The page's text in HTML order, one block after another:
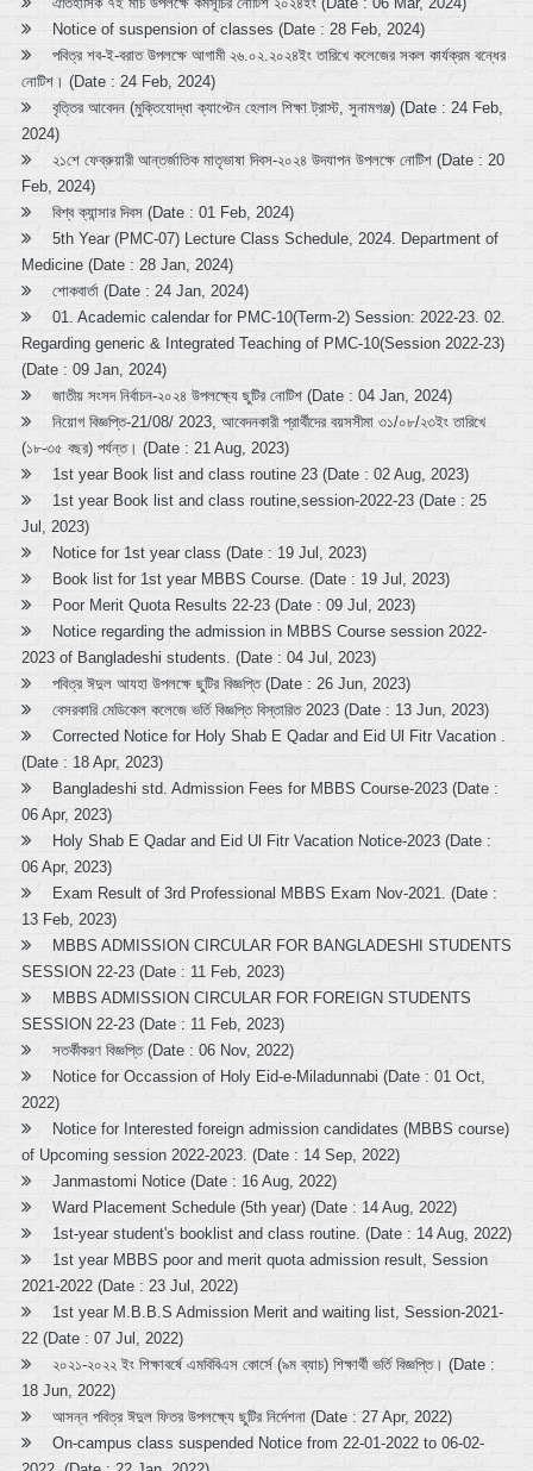
Notice of suspension of classes (Date : 28 Feb, 2024)
পবিত্র শব-ই-বরাত উপলক্ষে আগামী ২৬.০২.২০২৪ইং তারিখে কলেজের সকল কার্যক্রম বন্ধের
নোটিশ। (Date : 24 Feb, 2024)
বৃত্তির আবেদন (মুক্তিযোদ্ধা ক্যাপ্টেন হেলাল শিক্ষা ট্রাস্ট, সুনামগঞ্জ) (Date : 24 Feb,
2024)
২১শে ফেব্রুয়ারী আন্তর্জাতিক মাতৃভাষা দিবস-২০২৪ উদযাপন উপলক্ষে নোটিশ (Date : 20
Feb, 2024)
বিশ্ব ক্যান্সার দিবস (Date : 01 Feb, 2024)
5th Year (PMC-07) Lecture Class Schedule, 2024. Department of
Medicine (Date : 28 Jan, 2024)
শোকবার্তা (Date : 24 Jan, 2024)
01. Academic calendar for PMC-10(Term-2) Session: 2022-23. 02.
Regarding generic & Integrated Teaching of PMC-10(Session 2022-23)
(Date : 09 Jan, 2024)
জাতীয় সংসদ নির্বাচন-২০২৪ উপলক্ষ্যে ছুটির নোটিশ (Date : 04 Jan, 2024)
নিয়োগ বিজ্ঞপ্তি-21/08/ 2023, আবেদনকারী প্রার্থীদের বয়সসীমা ৩১/০৮/২৩ইং তারিখে
(১৮-৩৫ বছর) পর্যন্ত। (Date : 21 Aug, 2023)
1st year Book list and class routine 23 (Date : 02 Aug, 2023)
1st year Book list and class routine,session-2022-23 (Date : 25
Jul, 2023)
Notice for 1st year class (Date : 19 Jul, 2023)
Book list for 1st year MBBS Course. (Date : 19 Jul, 2023)
Poor Merit Quota Results 22-23 (Date : 09 Jul, 2023)
Notice regarding the admission in MBBS Course session 2022-
2023 of Bangladeshi students. (Date : 04 Jul, 2023)
পবিত্র ঈদুল আযহা উপলক্ষে ছুটির বিজ্ঞপ্তি (Date : 26 Jun, 2023)
বেসরকারি মেডিকেল কলেজে ভর্তি বিজ্ঞপ্তি বিস্তারিত 2023 (Date : 13 Jun, 2023)
Corrected Notice for Holy Shab E Qadar and Eid Ul Fitr Vacation .
(Date : 18 Apr, 2023)
Bangladeshi std. Admission Fees for MBBS Course-2023 (Date :
06 Apr, 2023)
Holy Shab E Qadar and Eid Ul Fitr Vacation Notice-2023 (Date :
06 Apr, 2023)
Exam Result of 3rd Professional MBBS Exam Nov-2021. (Date :
13 Feb, 2023)
MBBS ADMISSION CIRCULAR FOR BANGLADESHI STUDENTS
SESSION 22-23 (Date : 11 Feb, 2023)
MBBS ADMISSION CIRCULAR FOR FOREIGN STUDENTS
SESSION 22-23 (Date : 11 Feb, 2023)
সতর্কীকরণ বিজ্ঞপ্তি (Date : 06 Nov, 2022)
Notice for Occassion of Holy Eid-e-Miladunnabi (Date : 01 Oct,
2022)
Notice for Interested foreign admission candidates (MBBS course)
of Upcoming session 2022-2023. (Date : 14 Sep, 2022)
Janmastomi Notice (Date : 16 Aug, 2022)
Ward Placement Schedule (5th year) (Date : 14 Aug, 2022)
1st-year student's booklist and class routine. (Date : 14 Aug, 2022)
1st year MBBS poor and merit quota admission result, Session
2021-2022 (Date : 23 Jul, 2022)
1st year M.B.B.S Admission Merit and waiting list, Session-2021-
22 (Date : 07 Jul, 2022)
২০২১-২০২২ ইং শিক্ষাবর্ষে এমবিবিএস কোর্সে (৯ম ব্যাচ) শিক্ষার্থী ভর্তি বিজ্ঞপ্তি। (Date :
18 Jun, 2022)
আসন্ন পবিত্র ঈদুল ফিতর উপলক্ষ্যে ছুটির নির্দেশনা (Date : 27 Apr, 2022)
On-campus class suspended Notice from 22-01-2022 to 06-02-